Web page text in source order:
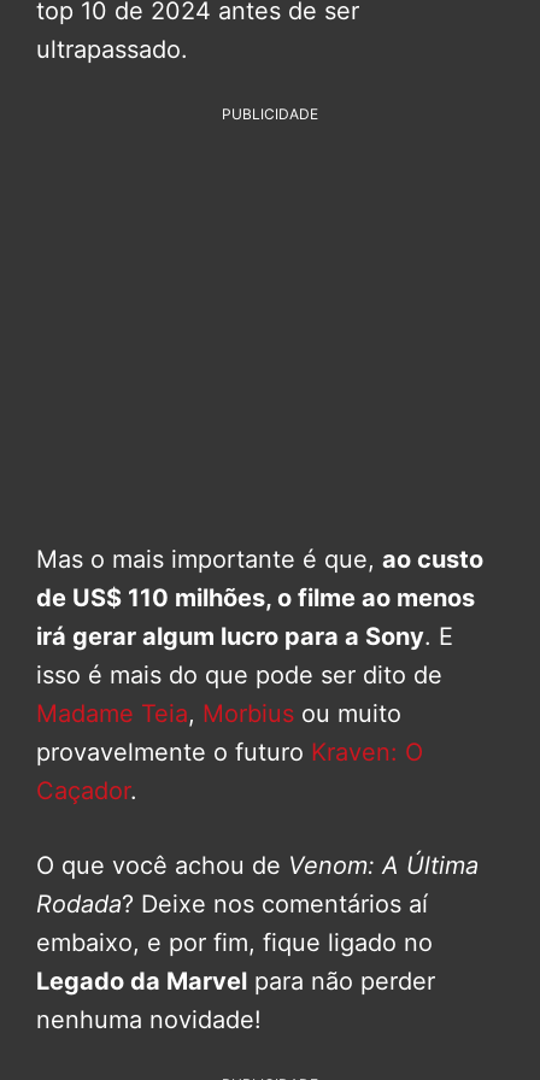
top 10 de 2024 antes de ser
ultrapassado.
PUBLICIDADE
Mas o mais importante é que, ao custo
de US$ 110 milhões, o filme ao menos
irá gerar algum lucro para a Sony. E
isso é mais do que pode ser dito de
Madame Teia, Morbius ou muito
provavelmente o futuro Kraven: O
Caçador.
O que você achou de Venom: A Última
Rodada? Deixe nos comentários aí
embaixo, e por fim, fique ligado no
Legado da Marvel para não perder
nenhuma novidade!